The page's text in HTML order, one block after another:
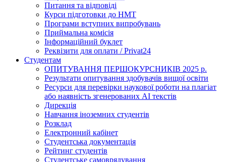
Питання та відповіді
Курси підготовки до НМТ
Програми вступних випробувань
Приймальна комісія
Інформаційний буклет
Реквізити для оплати / Privat24
Студентам
ОПИТУВАННЯ ПЕРШОКУРСНИКІВ 2025 р.
Результати опитування здобувачів вищої освіти
Ресурси для перевірки наукової роботи на плагіат
або наявність згенерованих АІ текстів
Дирекція
Навчання іноземних студентів
Розклад
Електронний кабінет
Студентська документація
Рейтинг студентів
Студентське самоврядування